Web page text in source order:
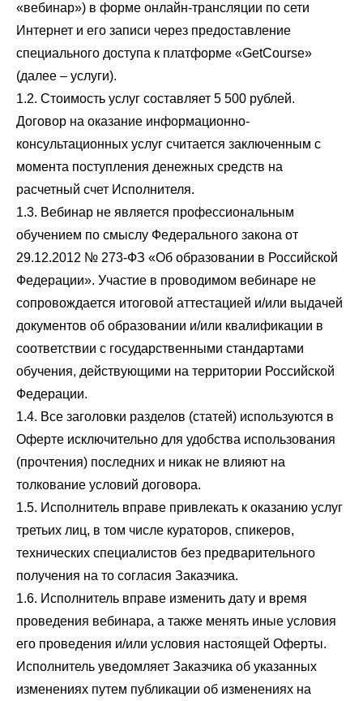
«вебинар») в форме онлайн-трансляции по сети
Интернет и его записи через предоставление
специального доступа к платформе «GetCourse»
(далее – услуги).
1.2. Стоимость услуг составляет 5 500 рублей.
Договор на оказание информационно-
консультационных услуг считается заключенным с
момента поступления денежных средств на
расчетный счет Исполнителя.
1.3. Вебинар не является профессиональным
обучением по смыслу Федерального закона от
29.12.2012 № 273-ФЗ «Об образовании в Российской
Федерации». Участие в проводимом вебинаре не
сопровождается итоговой аттестацией и/или выдачей
документов об образовании и/или квалификации в
соответствии с государственными стандартами
обучения, действующими на территории Российской
Федерации.
1.4. Все заголовки разделов (статей) используются в
Оферте исключительно для удобства использования
(прочтения) последних и никак не влияют на
толкование условий договора.
1.5. Исполнитель вправе привлекать к оказанию услуг
третьих лиц, в том числе кураторов, спикеров,
технических специалистов без предварительного
получения на то согласия Заказчика.
1.6. Исполнитель вправе изменить дату и время
проведения вебинара, а также менять иные условия
его проведения и/или условия настоящей Оферты.
Исполнитель уведомляет Заказчика об указанных
изменениях путем публикации об изменениях на